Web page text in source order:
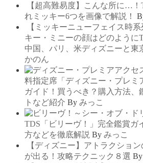
【超高難易度】こんな所に…
れミッキー6つを画像で解説！
【ミッキーニューフェイス時
キー・ミニーの顔はどのように
中国、パリ、米ディズニーと東
かのん
料指定席「ディズニー・プレミ
ガイド！買うべき？購入方法、
トなど紹介 By みっこ
TDS「ビリーヴ！」完全鑑賞ガ
方などを徹底解説 By みっこ
【ディズニー】アトラクショ
が出る！攻略テクニック８選 By